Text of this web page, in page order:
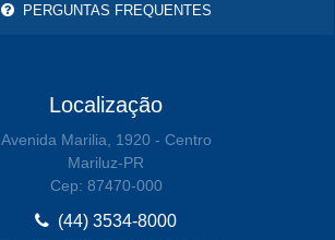
PERGUNTAS FREQUENTES
Localização
Avenida Marilia, 1920 - Centro
Mariluz-PR
Cep: 87470-000
(44) 3534-8000